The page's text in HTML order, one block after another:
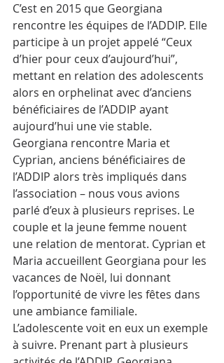
C’est en 2015 que Georgiana
rencontre les équipes de l’ADDIP. Elle
participe à un projet appelé “Ceux
d’hier pour ceux d’aujourd’hui”,
mettant en relation des adolescents
alors en orphelinat avec d’anciens
bénéficiaires de l’ADDIP ayant
aujourd’hui une vie stable.
Georgiana rencontre Maria et
Cyprian, anciens bénéficiaires de
l’ADDIP alors très impliqués dans
l’association – nous vous avions
parlé d’eux à plusieurs reprises. Le
couple et la jeune femme nouent
une relation de mentorat. Cyprian et
Maria accueillent Georgiana pour les
vacances de Noël, lui donnant
l’opportunité de vivre les fêtes dans
une ambiance familiale.
L’adolescente voit en eux un exemple
à suivre. Prenant part à plusieurs